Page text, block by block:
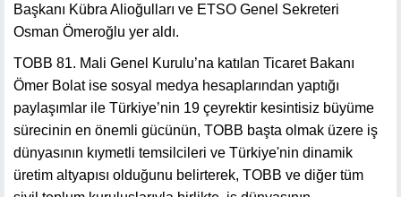
Başkanı Kübra Alioğulları ve ETSO Genel Sekreteri
Osman Ömeroğlu yer aldı.
TOBB 81. Mali Genel Kurulu’na katılan Ticaret Bakanı
Ömer Bolat ise sosyal medya hesaplarından yaptığı
paylaşımlar ile Türkiye’nin 19 çeyrektir kesintisiz büyüme
sürecinin en önemli gücünün, TOBB başta olmak üzere iş
dünyasının kıymetli temsilcileri ve Türkiye'nin dinamik
üretim altyapısı olduğunu belirterek, TOBB ve diğer tüm